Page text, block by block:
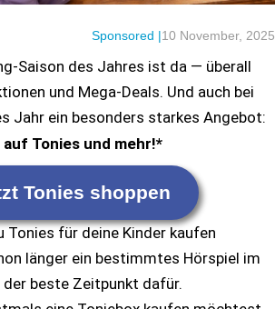
Sponsored |10 November, 2025
Saison des Jahres ist da — überall
und Mega-Deals. Und auch bei
Jahr ein besonders starkes Angebot:
auf Tonies und mehr!*
Tonies shoppen
Tonies für deine Kinder kaufen
länger ein bestimmtes Hörspiel im
beste Zeitpunkt dafür.